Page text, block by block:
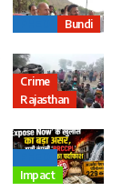
Bundi
Crime
Rajasthan
Impact